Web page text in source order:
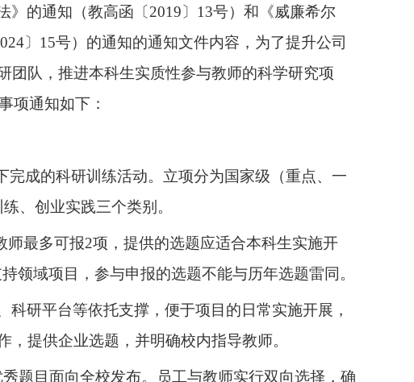
》的通知（教高函〔 2019〕13号）和《威廉希尔
〕15号）的通知的通知文件内容，为了提升公司
团队，推进本科生实质性参与教师的科学研究项
项通知如下：
成的科研训练活动。立项分为国家级（重点、一
、创业实践三个类别。
最多可报2项，提供的选题应适合本科生实施开
领域项目，参与申报的选题不能与历年选题雷同。
研平台等依托支撑，便于项目的日常实施开展，
提供企业选题，并明确校内指导教师。
题目面向全校发布。员工与教师实行双向选择，确